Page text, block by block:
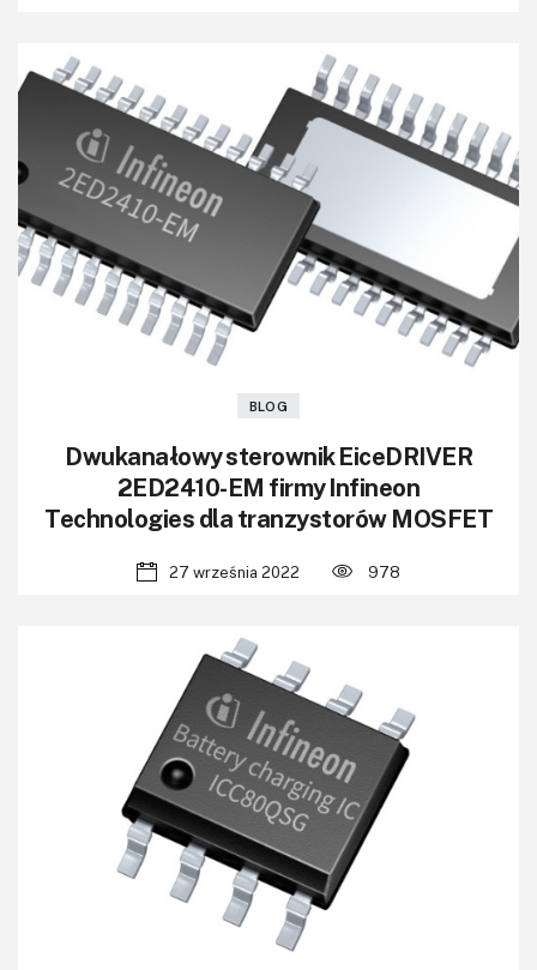
BLOG
Dwukanałowy sterownik EiceDRIVER
2ED2410-EM firmy Infineon
Technologies dla tranzystorów MOSFET
27 września 2022 978